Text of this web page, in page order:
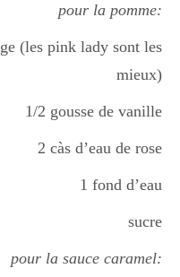
pour la pomme:
(les pink lady sont les
mieux)
1/2 gousse de vanille
2 càs d’eau de rose
1 fond d’eau
sucre
pour la sauce caramel: